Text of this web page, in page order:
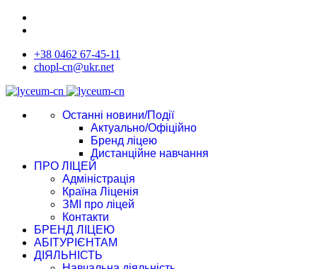
+38 0462 67-45-11
chopl-cn@ukr.net
Останні новини/Події
Актуально/Офіційно
Бренд ліцею
Дистанційне навчання
ПРО ЛІЦЕЙ
Адміністрація
Країна Ліценія
ЗМІ про ліцей
Контакти
БРЕНД ЛІЦЕЮ
АБІТУРІЄНТАМ
ДІЯЛЬНІСТЬ